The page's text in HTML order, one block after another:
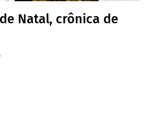
Natal, crônica de